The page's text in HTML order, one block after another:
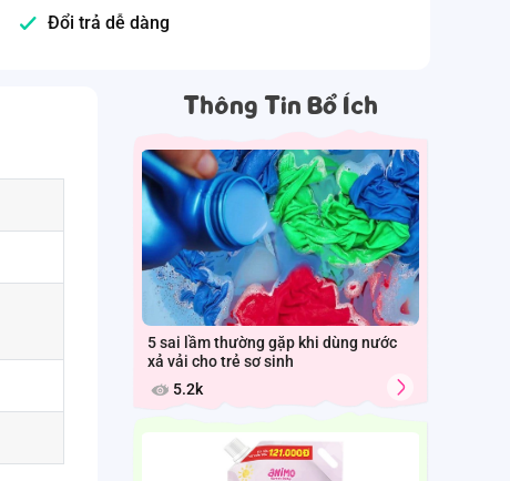
Đổi trả dễ dàng
Thông Tin Bổ Ích
5 sai lầm thường gặp khi dùng nước
xả vải cho trẻ sơ sinh
5.2k